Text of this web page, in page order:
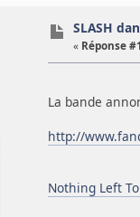
SLASH
« Réponse
La bande
http://
Nothing Left